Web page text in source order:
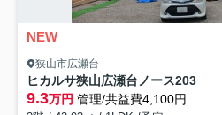
NEW
狭山市広瀬台
ヒカルサ狭山広瀬台ノース203
9.3万円 管理/共益費4,100円